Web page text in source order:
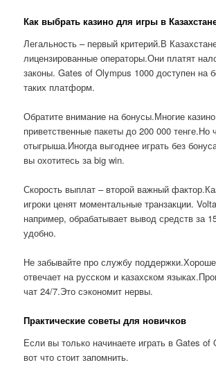
Как выбрать казино для игры в
Легальность – первый критерий.В
лицензированные операторы.Они платят
законы. Gates of Olympus 1000 доступен на
таких платформ.
Обратите внимание на бонусы.Многие
приветственные пакеты до 200 000 тенге.Но
отыгрыша.Иногда выгоднее играть без
вы охотитесь за big win.
Скорость выплат – второй важный
игроки ценят моментальные транзакции.
например, обрабатывает вывод средств за
удобно.
Не забывайте про службу
отвечает на русском и казахском
чат 24/7.Это сэкономит нервы.
Практические советы для новичков
Если вы только начинаете играть в Gates of
вот что стоит запомнить.